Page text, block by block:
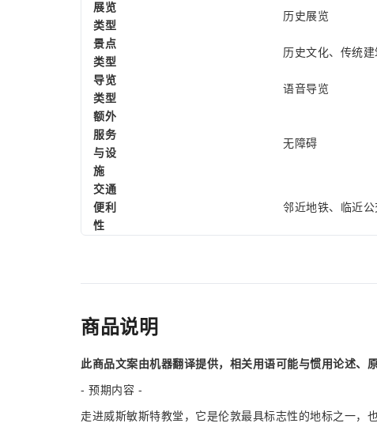
展览
类型
历史展览
景点
类型
历史文化、传统
导览
类型
语音导览
额外
服务
与设
施
无障碍
交通
便利
性
邻近地铁、临近
商品说明
此商品文案由机器翻译提供，相关用语可能与惯用论述、
- 预期内容 -
走进威斯敏斯特教堂，它是伦敦最具标志性的地标之一，